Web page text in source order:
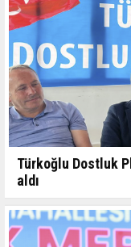
Türkoğlu Dostluk
aldı